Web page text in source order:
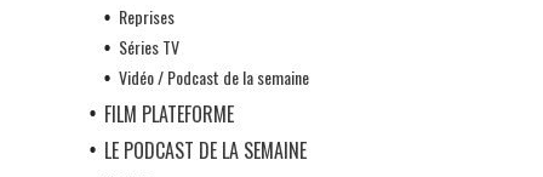
Reprises
Séries TV
Vidéo / Podcast de la semaine
FILM PLATEFORME
LE PODCAST DE LA SEMAINE